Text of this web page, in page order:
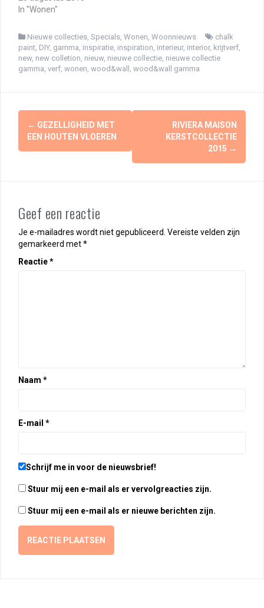
In "Wonen"
Nieuwe collecties, Specials, Wonen, Woonnieuws
chalk
paint, DIY, gamma, inspiratie, inspiration, interieur, interior, krijtverf,
new, new colletion, nieuw, nieuwe collectie, nieuwe collectie
gamma, verf, wonen, wood&wall , wood&wall gamma
Berichtnavigatie
← GEZELLIGHEID MET
EEN HOUTEN VLOEREN
RIVIERA MAISON
KERSTCOLLECTIE
2015 →
Geef een reactie
Je e-mailadres wordt niet gepubliceerd. Vereiste velden zijn
gemarkeerd met*
Reactie*
Naam *
E-mail *
Schrijf me in voor de nieuwsbrief!
Stuur mij een e-mail als er vervolgreacties zijn.
Stuur mij een e-mail als er nieuwe berichten zijn.